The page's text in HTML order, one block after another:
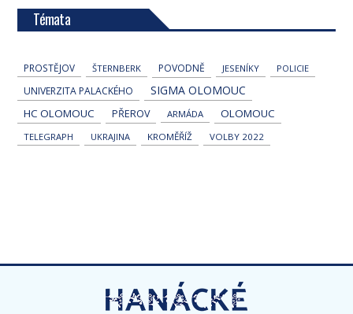
Témata
PROSTĚJOV ŠTERNBERK POVODNĚ JESENÍKY POLICIE
UNIVERZITA PALACKÉHO SIGMA OLOMOUC
HC OLOMOUC PŘEROV ARMÁDA OLOMOUC
TELEGRAPH UKRAJINA KROMĚŘÍŽ VOLBY 2022